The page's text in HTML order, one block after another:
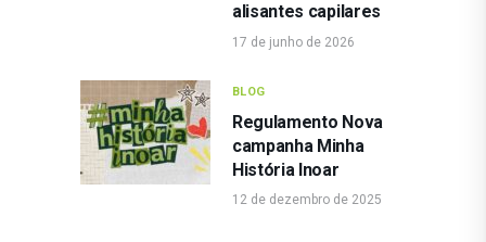
alisantes capilares
17 de junho de 2026
BLOG
Regulamento Nova
campanha Minha
História Inoar
12 de dezembro de 2025